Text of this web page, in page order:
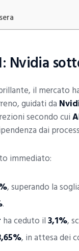
Nvidia
il mercato
guidati da
secondo cui
dai
immediato:
, superando la
.
ha ceduto il3,1%,
, in attesa dei